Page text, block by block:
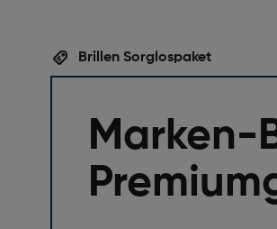
Brillen Sorglospaket
Marken-